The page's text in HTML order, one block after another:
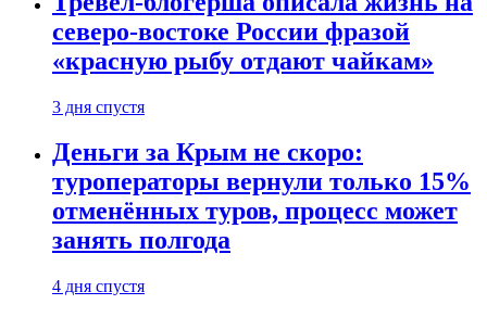
северо-востоке России фразой
«красную рыбу отдают чайкам»
3 дня спустя
Деньги за Крым не скоро:
туроператоры вернули только 15%
отменённых туров, процесс может
занять полгода
4 дня спустя